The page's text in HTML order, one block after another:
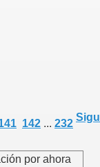
142 ... 232
por ahora